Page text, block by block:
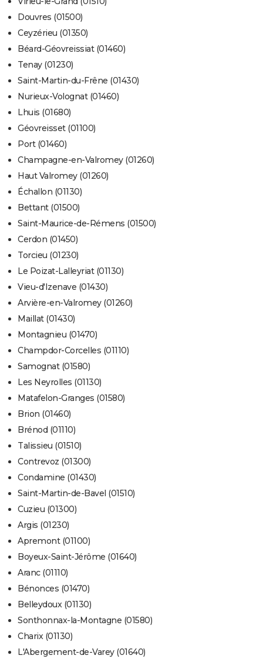
Douvres (01500)
Ceyzérieu (01350)
Béard-Géovreissiat (01460)
Tenay (01230)
Saint-Martin-du-Frêne (01430)
Nurieux-Volognat (01460)
Lhuis (01680)
Géovreisset (01100)
Port (01460)
Champagne-en-Valromey (01260)
Haut Valromey (01260)
Échallon (01130)
Bettant (01500)
Saint-Maurice-de-Rémens (01500)
Cerdon (01450)
Torcieu (01230)
Le Poizat-Lalleyriat (01130)
Vieu-d'Izenave (01430)
Arvière-en-Valromey (01260)
Maillat (01430)
Montagnieu (01470)
Champdor-Corcelles (01110)
Samognat (01580)
Les Neyrolles (01130)
Matafelon-Granges (01580)
Brion (01460)
Brénod (01110)
Talissieu (01510)
Contrevoz (01300)
Condamine (01430)
Saint-Martin-de-Bavel (01510)
Cuzieu (01300)
Argis (01230)
Apremont (01100)
Boyeux-Saint-Jérôme (01640)
Aranc (01110)
Bénonces (01470)
Belleydoux (01130)
Sonthonnax-la-Montagne (01580)
Charix (01130)
L'Abergement-de-Varey (01640)